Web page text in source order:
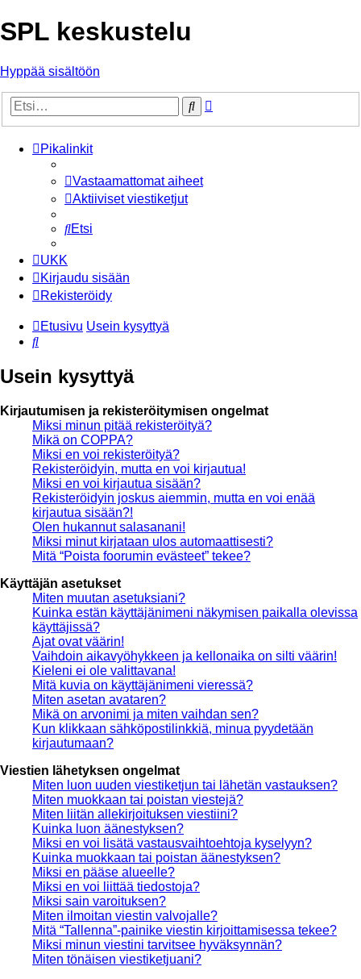
SPL keskustelu
Hyppää sisältöön
Etsi
Pikalinkit
Vastaamattomat aiheet
Aktiiviset viestiketjut
Etsi
UKK
Kirjaudu sisään
Rekisteröidy
Etusivu Usein kysyttyä
Etsi
Usein kysyttyä
Kirjautumisen ja rekisteröitymisen ongelmat
Miksi minun pitää rekisteröityä?
Mikä on COPPA?
Miksi en voi rekisteröityä?
Rekisteröidyin, mutta en voi kirjautua!
Miksi en voi kirjautua sisään?
Rekisteröidyin joskus aiemmin, mutta en voi enää
kirjautua sisään?!
Olen hukannut salasanani!
Miksi minut kirjataan ulos automaattisesti?
Mitä “Poista foorumin evästeet” tekee?
Käyttäjän asetukset
Miten muutan asetuksiani?
Kuinka estän käyttäjänimeni näkymisen paikalla olevissa
käyttäjissä?
Ajat ovat väärin!
Vaihdoin aikavyöhykkeen ja kellonaika on silti väärin!
Kieleni ei ole valittavana!
Mitä kuvia on käyttäjänimeni vieressä?
Miten asetan avataren?
Mikä on arvonimi ja miten vaihdan sen?
Kun klikkaan sähköpostilinkkiä, minua pyydetään
kirjautumaan?
Viestien lähetyksen ongelmat
Miten luon uuden viestiketjun tai lähetän vastauksen?
Miten muokkaan tai poistan viestejä?
Miten liitän allekirjoituksen viestiini?
Kuinka luon äänestyksen?
Miksi en voi lisätä vastausvaihtoehtoja kyselyyn?
Kuinka muokkaan tai poistan äänestyksen?
Miksi en pääse alueelle?
Miksi en voi liittää tiedostoja?
Miksi sain varoituksen?
Miten ilmoitan viestin valvojalle?
Mitä “Tallenna”-painike viestin kirjoittamisessa tekee?
Miksi minun viestini tarvitsee hyväksynnän?
Miten tönäisen viestiketjuani?